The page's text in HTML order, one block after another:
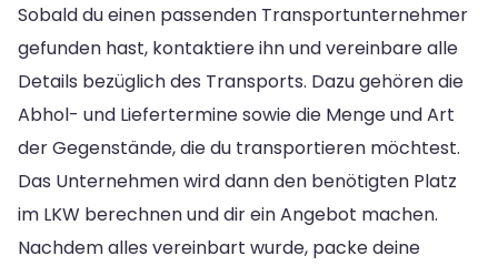
Sobald du einen passenden Transportunternehmer
gefunden hast, kontaktiere ihn und vereinbare alle
Details bezüglich des Transports. Dazu gehören die
Abhol- und Liefertermine sowie die Menge und Art
der Gegenstände, die du transportieren möchtest.
Das Unternehmen wird dann den benötigten Platz
im LKW berechnen und dir ein Angebot machen.
Nachdem alles vereinbart wurde, packe deine